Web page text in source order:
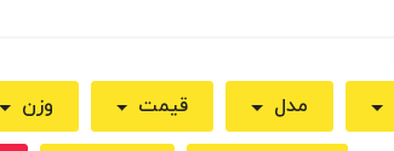
مدل قیمت وزن